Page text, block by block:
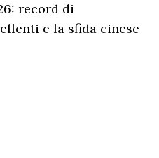
record di
e la sfida cinese